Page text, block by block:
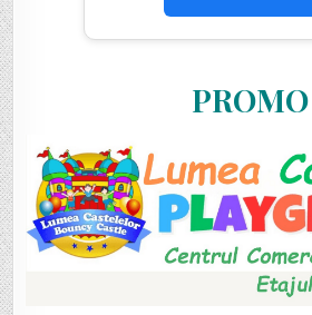
PROMO